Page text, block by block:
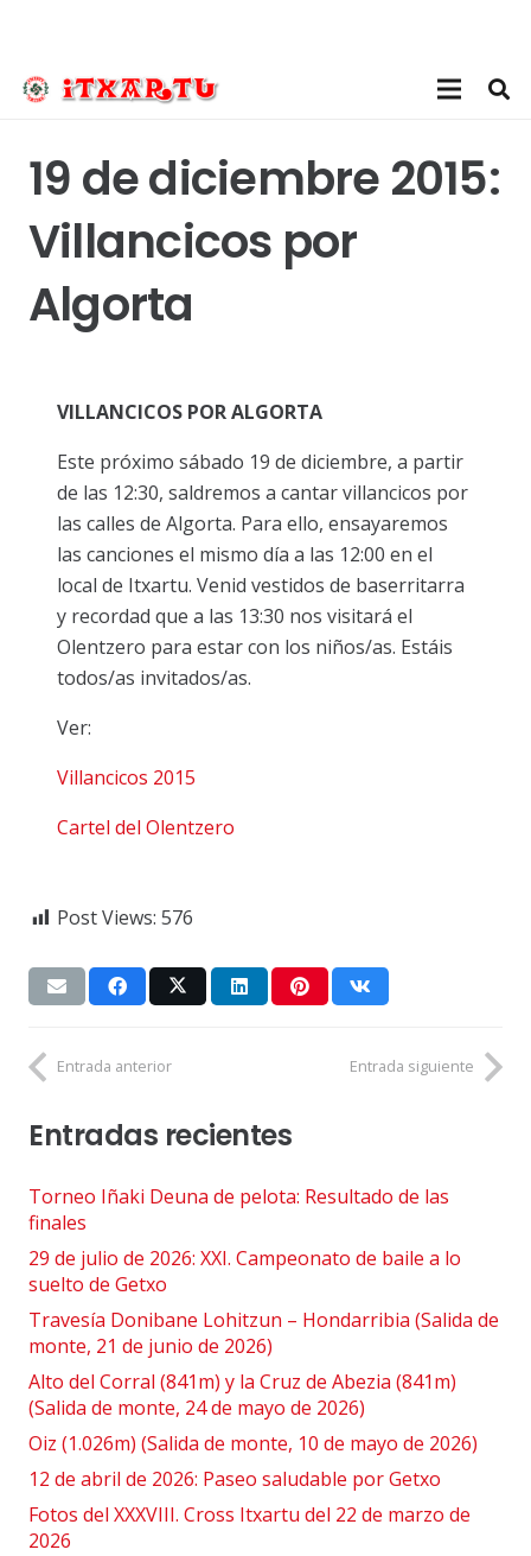
19 de diciembre 2015:
Villancicos por
Algorta
VILLANCICOS POR ALGORTA
Este próximo sábado 19 de diciembre, a partir
de las 12:30, saldremos a cantar villancicos por
las calles de Algorta. Para ello, ensayaremos
las canciones el mismo día a las 12:00 en el
local de Itxartu. Venid vestidos de baserritarra
y recordad que a las 13:30 nos visitará el
Olentzero para estar con los niños/as. Estáis
todos/as invitados/as.
Ver:
Villancicos 2015
Cartel del Olentzero
Post Views: 576
Entrada anterior Entrada siguiente
Entradas recientes
Torneo Iñaki Deuna de pelota: Resultado de las
finales
29 de julio de 2026: XXI. Campeonato de baile a lo
suelto de Getxo
Travesía Donibane Lohitzun – Hondarribia (Salida de
monte, 21 de junio de 2026)
Alto del Corral (841m) y la Cruz de Abezia (841m)
(Salida de monte, 24 de mayo de 2026)
Oiz (1.026m) (Salida de monte, 10 de mayo de 2026)
12 de abril de 2026: Paseo saludable por Getxo
Fotos del XXXVIII. Cross Itxartu del 22 de marzo de
2026